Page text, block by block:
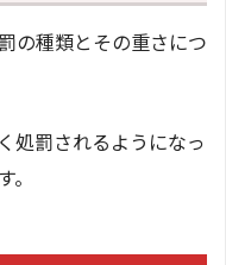
の種類とその重さにつ
処罰されるようになっ